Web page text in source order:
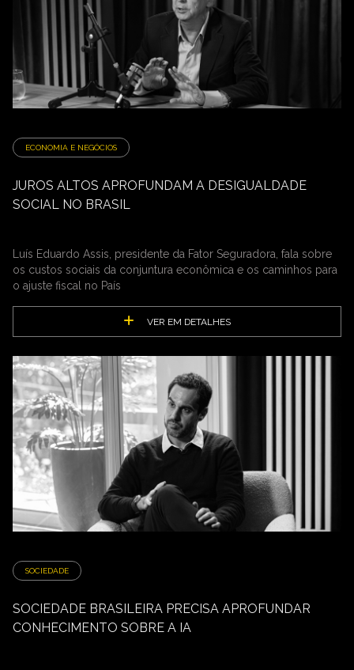
ECONOMIA E NEGÓCIOS
JUROS ALTOS APROFUNDAM A DESIGUALDADE
SOCIAL NO BRASIL
Luís Eduardo Assis, presidente da Fator Seguradora, fala sobre
os custos sociais da conjuntura econômica e os caminhos para
o ajuste fiscal no País
VER EM DETALHES
SOCIEDADE
SOCIEDADE BRASILEIRA PRECISA APROFUNDAR
CONHECIMENTO SOBRE A IA